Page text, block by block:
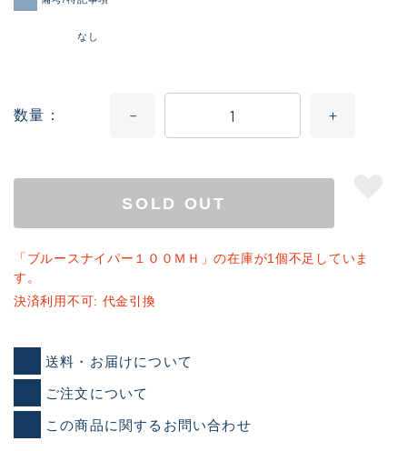
なし
数量
SOLD OUT
「ブルースナイパー１００ＭＨ」の在庫が1個不足していま
す。
決済利用不可: 代金引換
送料・お届けについて
ご注文について
この商品に関するお問い合わせ